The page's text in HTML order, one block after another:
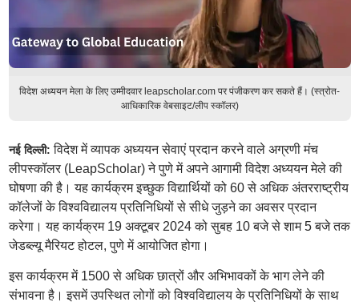
विदेश अध्ययन मेला के लिए उम्मीदवार leapscholar.com पर पंजीकरण कर सकते हैं। (स्त्रोत-
आधिकारिक वेबसाइट/लीप स्कॉलर)
नई दिल्ली:विदेश में व्यापक अध्ययन सेवाएं प्रदान करने वाले अग्रणी मंच
लीपस्कॉलर (LeapScholar) ने पुणे में अपने आगामी विदेश अध्ययन मेले की
घोषणा की है। यह कार्यक्रम इच्छुक विद्यार्थियों को 60 से अधिक अंतरराष्ट्रीय
कॉलेजों के विश्वविद्यालय प्रतिनिधियों से सीधे जुड़ने का अवसर प्रदान
करेगा। यह कार्यक्रम 19 अक्टूबर 2024 को सुबह 10 बजे से शाम 5 बजे तक
जेडब्ल्यू मैरियट होटल, पुणे में आयोजित होगा।
इस कार्यक्रम में 1500 से अधिक छात्रों और अभिभावकों के भाग लेने की
संभावना है। इसमें उपस्थित लोगों को विश्वविद्यालय के प्रतिनिधियों के साथ